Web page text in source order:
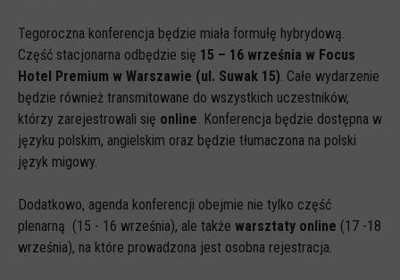
Tegoroczna konferencja będzie miała formułę hybrydową.
Część stacjonarna odbędzie się 15 – 16 września w Focus
Hotel Premium w Warszawie (ul. Suwak 15) . Całe wydarzenie
będzie również transmitowane do wszystkich uczestników,
którzy zarejestrowali się online . Konferencja będzie dostępna w
języku polskim, angielskim oraz będzie tłumaczona na polski
język migowy.
Dodatkowo, agenda konferencji obejmie nie tylko część
plenarną (15 - 16 września), ale także warsztaty online (17 -18
września), na które prowadzona jest osobna rejestracja.
Filmy
Spoty
Infografiki
Badania i raporty
Gry
Nasze gry